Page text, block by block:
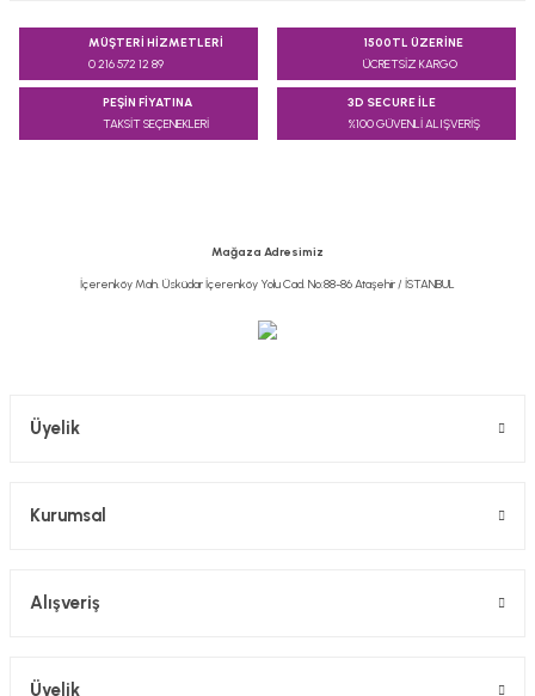
konularda yetersiz gördüğünüz noktaları öneri formunu
kullanarak tarafımıza iletebilirsiniz.
Ürün resmi kalitesiz, bozuk veya görüntülenemiyor.
MÜŞTERİ HİZMETLERİ
0 216 572 12 89
1500TL ÜZERİNE
ÜCRETSİZ KARGO
PEŞİN FİYATINA
TAKSİT SEÇENEKLERİ
3D SECURE İLE
%100 GÜVENLİ ALIŞVERİŞ
Mağaza Adresimiz
İçerenköy Mah. Üsküdar İçerenköy Yolu Cad. No:88-86 Ataşehir / İSTANBUL
Üyelik
Kurumsal
Alışveriş
Üyelik